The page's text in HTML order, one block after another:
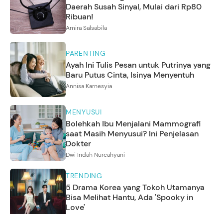
Daerah Susah Sinyal, Mulai dari Rp80
Ribuan!
Amira Salsabila
PARENTING
Ayah Ini Tulis Pesan untuk Putrinya yang
Baru Putus Cinta, Isinya Menyentuh
Annisa Karnesyia
MENYUSUI
Bolehkah Ibu Menjalani Mammografi
saat Masih Menyusui? Ini Penjelasan
Dokter
Dwi Indah Nurcahyani
TRENDING
5 Drama Korea yang Tokoh Utamanya
Bisa Melihat Hantu, Ada 'Spooky in
Love'